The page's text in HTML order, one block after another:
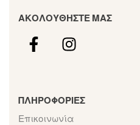
ΑΚΟΛΟΥΘΗΣΤΕ ΜΑΣ
ΠΛΗΡΟΦΟΡΙΕΣ
Επικοινωνία